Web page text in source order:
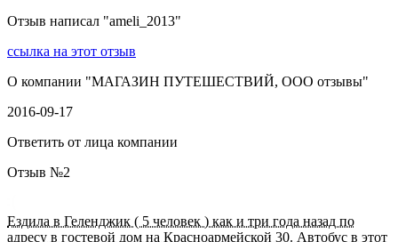
Отзыв написал "ameli_2013"
ссылка на этот отзыв
О компании "МАГАЗИН ПУТЕШЕСТВИЙ, ООО отзывы"
2016-09-17
Ответить от лица компании
Отзыв №2
Ездила в Геленджик ( 5 человек ) как и три года назад по
адресу в гостевой дом на Красноармейской 30. Автобус в этот